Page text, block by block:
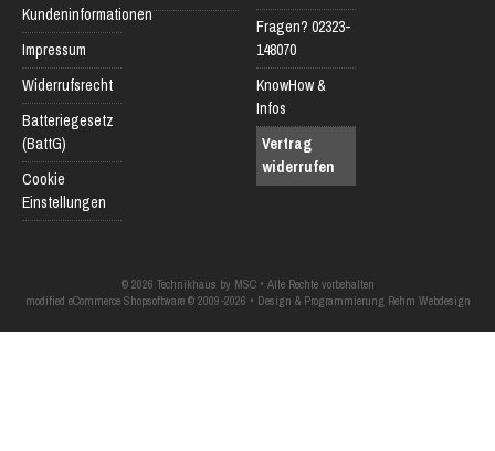
Kundeninformationen
Impressum
Widerrufsrecht
Batteriegesetz
(BattG)
Cookie
Einstellungen
Fragen? 02323-
148070
KnowHow &
Infos
Vertrag
widerrufen
© 2026 Technikhaus by MSC • Alle Rechte vorbehalten
modified eCommerce Shopsoftware © 2009-2026 • Design & Programmierung Rehm Webdesign